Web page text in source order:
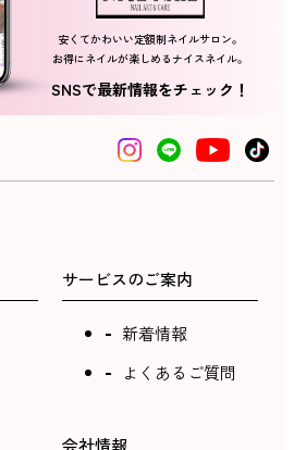
安くてかわいい定額制ネイルサロン。
お得にネイルが楽しめるナイスネイル。
SNSで最新情報をチェック！
サービスのご案内
新着情報
よくあるご質問
会社情報